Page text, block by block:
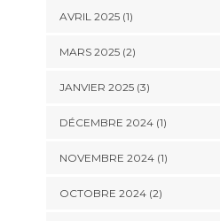
AVRIL 2025(1)
MARS 2025(2)
JANVIER 2025(3)
DÉCEMBRE 2024(1)
NOVEMBRE 2024(1)
OCTOBRE 2024(2)